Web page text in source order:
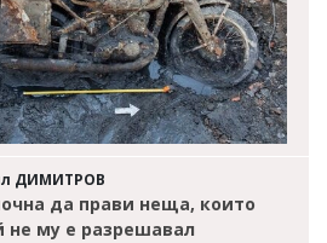
ДИМИТРОВ
да прави неща, които
не му е разрешавал